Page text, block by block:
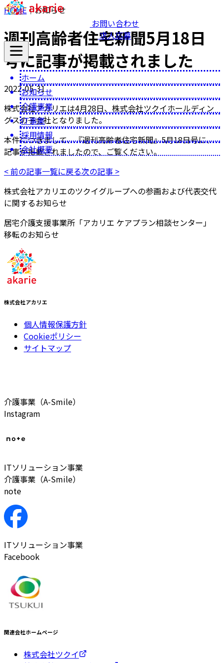
お問い合わせ
求人応募
ホーム
お知らせ
介護事業
IT事業
採用情報
会社概要
HOME ｜お知らせ
週刊高齢者住宅新聞5月18日
号に記事が掲載されました
2022-05-31
株式会社アカリエは4月28日、株式会社ツクイホールディン
グスの子会社となりました。
本件につきまして、『週刊高齢者住宅新聞』5月18日号に、
記事が掲載されましたので、ご覧ください。
< 前の記事一覧に戻る次の記事 >
株式会社アカリエのツクイグループへの参画および代表交代
に関するお知らせ
居宅介護支援事業所「アカリエ ケアプラン相談センター」
移転のお知らせ
株式会社アカリエ
個人情報保護方針
Cookieポリシー
サイトマップ
介護事業（A-Smile）
Instagram
ITソリューション事業
介護事業（A-Smile）
note
ITソリューション事業
Facebook
関連会社ホームページ
株式会社ツクイ